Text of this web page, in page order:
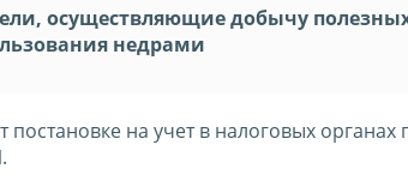
осуществляющие добычу
недрами
на учет в налоговых органах